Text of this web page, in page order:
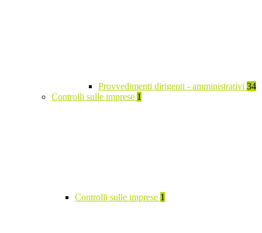
Provvedimenti dirigenti - amministrativi 34
Controlli sulle imprese 1
Controlli sulle imprese 1